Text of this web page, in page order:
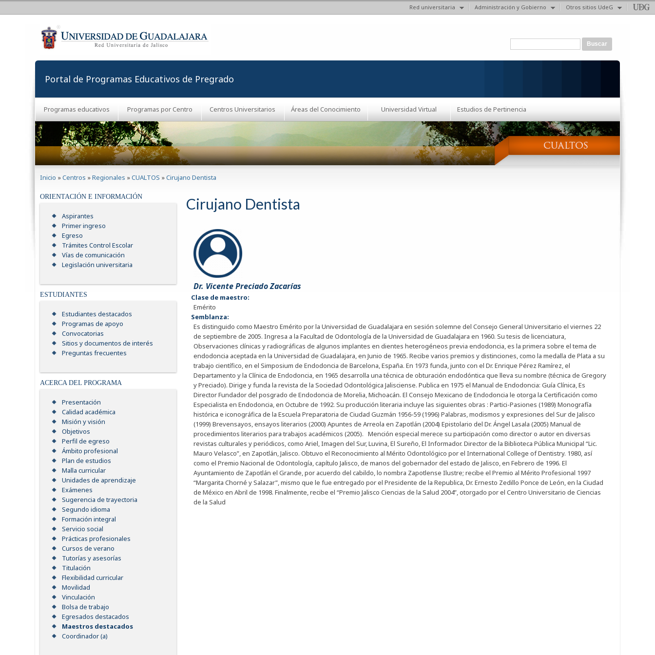
Red universitaria Administración y Gobierno Otros sitios UdeG
Formulario de búsqueda
Portal de Programas Educativos de Pregrado
Programas educativos Programas por Centro Centros Universitarios Áreas del Conocimiento Universidad Virtual Estudios de Pertinencia
Inicio »Centros »Regionales »CUALTOS »Cirujano Dentista
ORIENTACIÓN E INFORMACIÓN
Aspirantes
Primer ingreso
Egreso
Trámites Control Escolar
Vías de comunicación
Legislación universitaria
ESTUDIANTES
Estudiantes destacados
Programas de apoyo
Convocatorias
Sitios y documentos de interés
Preguntas frecuentes
ACERCA DEL PROGRAMA
Presentación
Calidad académica
Misión y visión
Objetivos
Perfil de egreso
Ámbito profesional
Plan de estudios
Malla curricular
Unidades de aprendizaje
Exámenes
Sugerencia de trayectoria
Segundo idioma
Formación integral
Servicio social
Prácticas profesionales
Cursos de verano
Tutorías y asesorías
Titulación
Flexibilidad curricular
Movilidad
Vinculación
Bolsa de trabajo
Egresados destacados
Maestros destacados
Coordinador (a)
Cirujano Dentista
Dr. Vicente Preciado Zacarías
Clase de maestro:
Emérito
Semblanza:
Es distinguido como Maestro Emérito por la Universidad de Guadalajara en sesión solemne del Consejo General Universitario el viernes 22
de septiembre de 2005. Ingresa a la Facultad de Odontología de la Universidad de Guadalajara en 1960. Su tesis de licenciatura,
Observaciones clínicas y radiográficas de algunos implantes en dientes heterogéneos previa endodoncia, es la primera sobre el tema de
endodoncia aceptada en la Universidad de Guadalajara, en Junio de 1965. Recibe varios premios y distinciones, como la medalla de Plata a su
trabajo científico, en el Simposium de Endodoncia de Barcelona, España. En 1973 funda, junto con el Dr. Enrique Pérez Ramírez, el
Departamento y la Clínica de Endodoncia, en 1965 desarrolla una técnica de obturación endodóntica que lleva su nombre (técnica de Gregory
y Preciado). Dirige y funda la revista de la Sociedad Odontológica Jalisciense. Publica en 1975 el Manual de Endodoncia: Guía Clínica, Es
Director Fundador del posgrado de Endodoncia de Morelia, Michoacán. El Consejo Mexicano de Endodoncia le otorga la Certificación como
Especialista en Endodoncia, en Octubre de 1992. Su producción literaria incluye las siguientes obras : Partici-Pasiones (1989) Monografía
histórica e iconográfica de la Escuela Preparatoria de Ciudad Guzmán 1956-59 (1996) Palabras, modismos y expresiones del Sur de Jalisco
(1999) Brevensayos, ensayos literarios (2000) Apuntes de Arreola en Zapotlán (2004) Epistolario del Dr. Ángel Lasala (2005) Manual de
procedimientos literarios para trabajos académicos (2005). Mención especial merece su participación como director o autor en diversas
revistas culturales y periódicos, como Ariel, Imagen del Sur, Luvina, El Sureño, El Informador. Director de la Biblioteca Pública Municipal “Lic.
Mauro Velasco”, en Zapotlán, Jalisco. Obtuvo el Reconocimiento al Mérito Odontológico por el International College of Dentistry. 1980, así
como el Premio Nacional de Odontología, capítulo Jalisco, de manos del gobernador del estado de Jalisco, en Febrero de 1996. El
Ayuntamiento de Zapotlán el Grande, por acuerdo del cabildo, lo nombra Zapotlense Ilustre; recibe el Premio al Mérito Profesional 1997
“Margarita Chorné y Salazar”, mismo que le fue entregado por el Presidente de la Republica, Dr. Ernesto Zedillo Ponce de León, en la Ciudad
de México en Abril de 1998. Finalmente, recibe el “Premio Jalisco Ciencias de la Salud 2004”, otorgado por el Centro Universitario de Ciencias
de la Salud